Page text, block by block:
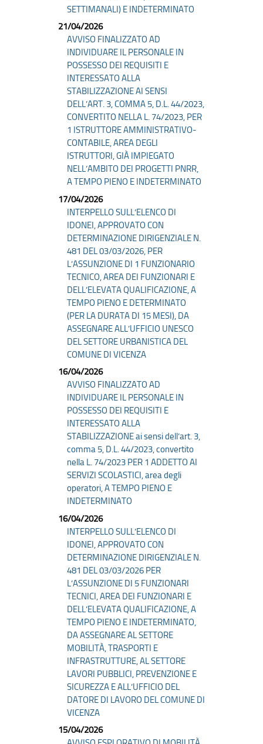
SETTIMANALI) E INDETERMINATO
21/04/2026
AVVISO FINALIZZATO AD
INDIVIDUARE IL PERSONALE IN
POSSESSO DEI REQUISITI E
INTERESSATO ALLA
STABILIZZAZIONE AI SENSI
DELL’ART. 3, COMMA 5, D.L. 44/2023,
CONVERTITO NELLA L. 74/2023, PER
1 ISTRUTTORE AMMINISTRATIVO-
CONTABILE, AREA DEGLI
ISTRUTTORI, GIÀ IMPIEGATO
NELL’AMBITO DEI PROGETTI PNRR,
A TEMPO PIENO E INDETERMINATO
17/04/2026
INTERPELLO SULL’ELENCO DI
IDONEI, APPROVATO CON
DETERMINAZIONE DIRIGENZIALE N.
481 DEL 03/03/2026, PER
L’ASSUNZIONE DI 1 FUNZIONARIO
TECNICO, AREA DEI FUNZIONARI E
DELL’ELEVATA QUALIFICAZIONE, A
TEMPO PIENO E DETERMINATO
(PER LA DURATA DI 15 MESI), DA
ASSEGNARE ALL’UFFICIO UNESCO
DEL SETTORE URBANISTICA DEL
COMUNE DI VICENZA
16/04/2026
AVVISO FINALIZZATO AD
INDIVIDUARE IL PERSONALE IN
POSSESSO DEI REQUISITI E
INTERESSATO ALLA
STABILIZZAZIONE ai sensi dell’art. 3,
comma 5, D.L. 44/2023, convertito
nella L. 74/2023 PER 1 ADDETTO AI
SERVIZI SCOLASTICI, area degli
operatori, A TEMPO PIENO E
INDETERMINATO
16/04/2026
INTERPELLO SULL’ELENCO DI
IDONEI, APPROVATO CON
DETERMINAZIONE DIRIGENZIALE N.
481 DEL 03/03/2026 PER
L’ASSUNZIONE DI 5 FUNZIONARI
TECNICI, AREA DEI FUNZIONARI E
DELL’ELEVATA QUALIFICAZIONE, A
TEMPO PIENO E INDETERMINATO,
DA ASSEGNARE AL SETTORE
MOBILITÀ, TRASPORTI E
INFRASTRUTTURE, AL SETTORE
LAVORI PUBBLICI, PREVENZIONE E
SICUREZZA E ALL’UFFICIO DEL
DATORE DI LAVORO DEL COMUNE DI
VICENZA
15/04/2026